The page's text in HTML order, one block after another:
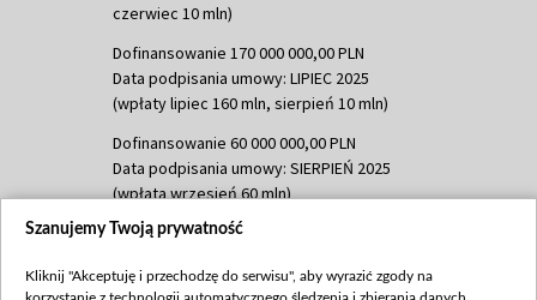
czerwiec 10 mln)
Dofinansowanie 170 000 000,00 PLN
Data podpisania umowy: LIPIEC 2025
(wpłaty lipiec 160 mln, sierpień 10 mln)
Dofinansowanie 60 000 000,00 PLN
Data podpisania umowy: SIERPIEŃ 2025
(wpłata wrzesień 60 mln)
Dofinansowanie 635 783 051,21 PLN
(wpłata wrzesień 100 mln, październik 350
Szanujemy Twoją prywatność
Kliknij "Akceptuję i przechodzę do serwisu", aby wyrazić zgody na